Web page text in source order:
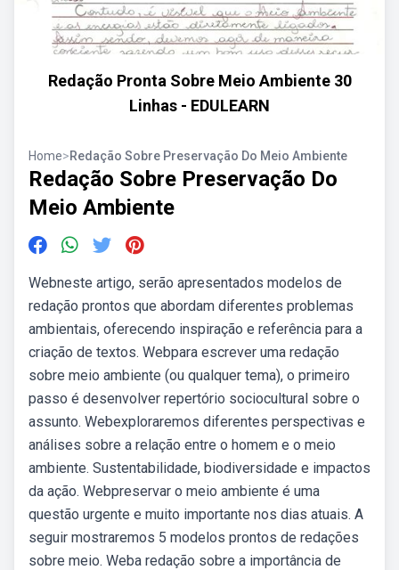
Redação Pronta Sobre Meio Ambiente 30
Linhas - EDULEARN
Home>Redação Sobre Preservação Do Meio Ambiente
Redação Sobre Preservação Do
Meio Ambiente
Webneste artigo, serão apresentados modelos de
redação prontos que abordam diferentes problemas
ambientais, oferecendo inspiração e referência para a
criação de textos. Webpara escrever uma redação
sobre meio ambiente (ou qualquer tema), o primeiro
passo é desenvolver repertório sociocultural sobre o
assunto. Webexploraremos diferentes perspectivas e
análises sobre a relação entre o homem e o meio
ambiente. Sustentabilidade, biodiversidade e impactos
da ação. Webpreservar o meio ambiente é uma
questão urgente e muito importante nos dias atuais. A
seguir mostraremos 5 modelos prontos de redações
sobre meio. Weba redação sobre a importância de